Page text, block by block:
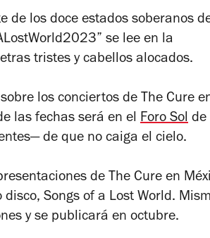
de los doce estados soberanos
se lee en la
tristes y cabellos alocados.
los conciertos de The Cure
las fechas será en el Foro Sol de
de que no caiga el cielo.
de The Cure en
disco, Songs of a Lost World.
y se publicará en octubre.